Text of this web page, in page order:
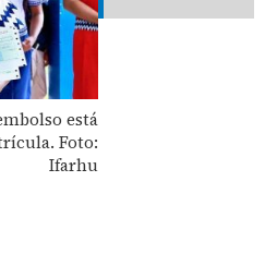
está
Foto:
Ifarhu